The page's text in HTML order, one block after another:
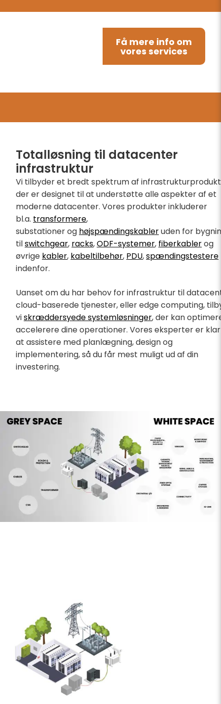
Få mere info om
vores services
Totalløsning til datacenter
infrastruktur
Vi tilbyder et bredt spektrum af
der er designet til at understøtte alle aspekter af et
moderne datacenter. Vores produkter inkluderer
bl.a. transformere,
substationer og højspændingskableruden for
tilswitchgear, racks,ODF-systemer, fiberkablerog
øvrige kabler, kabeltilbehør, PDU,spændingstestere
indenfor.
Uanset om du har behov for infrastruktur til
cloud-baserede tjenester, eller edge computing,
viskræddersyede systemløsninger, der kan
accelerere dine operationer. Vores eksperter er
at assistere med planlægning, design og
implementering, så du får mest muligt ud af din
investering.